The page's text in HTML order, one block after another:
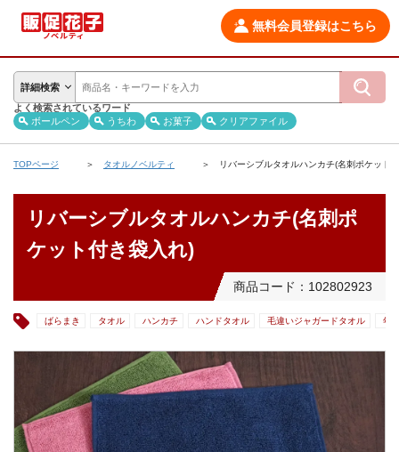
無料会員登録はこちら
詳細検索
よく検索されているワード
ボールペン
うちわ お菓子 クリアファイル
TOPページ タオルノベルティ リバーシブルタオルハンカチ(名刺ポケット
リバーシブルタオルハンカチ(名刺ポ
ケット付き袋入れ)
商品コード：102802923
ばらまき タオル ハンカチ ハンドタオル 毛違いジャガードタオル 年